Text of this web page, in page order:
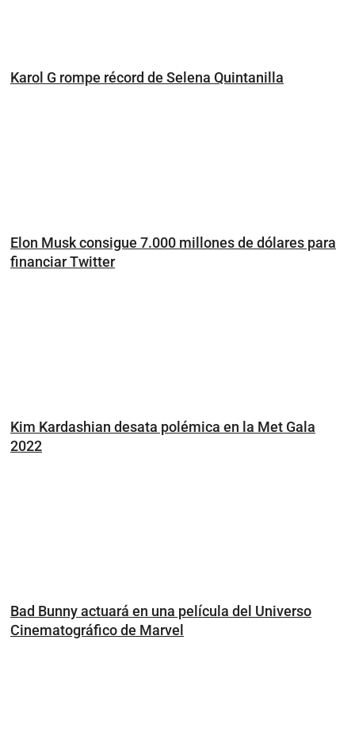
Karol G rompe récord de Selena Quintanilla
Elon Musk consigue 7.000 millones de dólares para
financiar Twitter
Kim Kardashian desata polémica en la Met Gala
2022
Bad Bunny actuará en una película del Universo
Cinematográfico de Marvel